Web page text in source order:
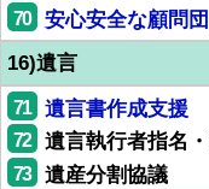
70 安心安全な顧問団
16)遺言
71 遺言書作成支援
72 遺言執行者指名
73
遺産分割協議